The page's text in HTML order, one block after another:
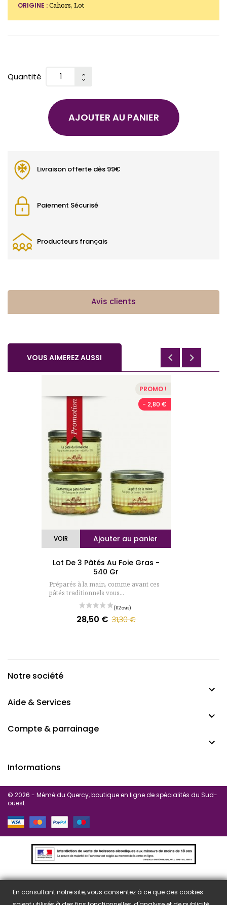
ORIGINE :Cahors, Lot
Quantité
AJOUTER AU PANIER
Livraison offerte dès 99€
Paiement Sécurisé
Producteurs français
Avis clients
VOUS AIMEREZ AUSSI
Ajouter au panier
VOIR
Lot De 3 Pâtés Au Foie Gras -
540 Gr
Préparés à la main, comme avant ces
pâtés traditionnels vous...
Prix
28,50 € Prix
31,30 €
PROMO !
- 2,80 €
 
Notre société

Aide & Services

Compte & parrainage

Informations
© 2026 - Mémé du Quercy, boutique en ligne de spécialités du Sud-
ouest
En consultant notre site, vous consentez à ce que des cookies